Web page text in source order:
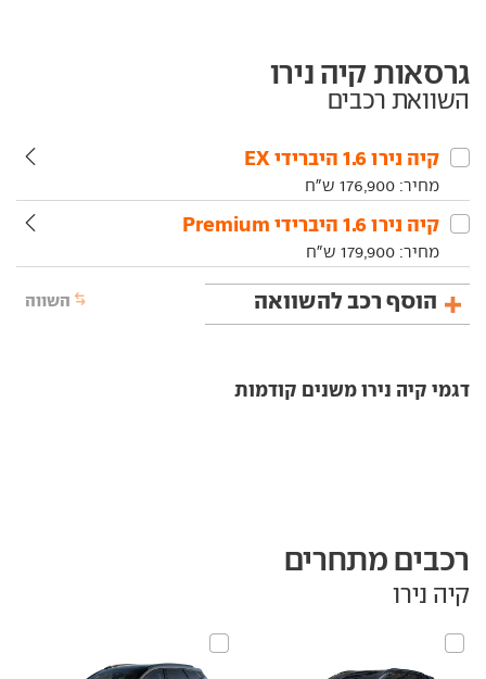
גרסאות קיה נירו
השוואת רכבים
קיה‏ נירו‏ 1.6 היברידי EX
מחיר: 176,900 ש"ח
קיה‏ נירו‏ 1.6 היברידי Premium
מחיר: 179,900 ש"ח
הוסף רכב להשוואה השווה
דגמי קיה נירו משנים קודמות
רכבים מתחרים
קיה נירו